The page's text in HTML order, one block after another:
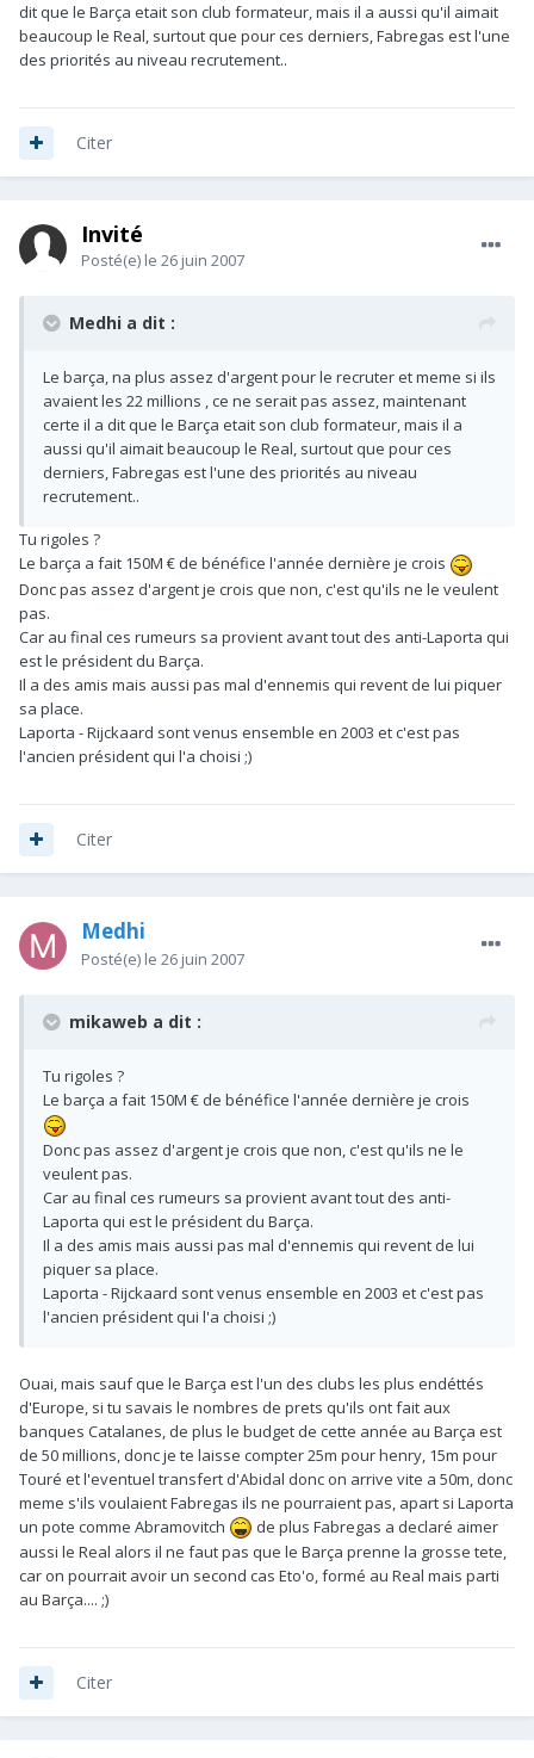
dit que le Barça etait son club formateur, mais il a aussi qu'il aimait
beaucoup le Real, surtout que pour ces derniers, Fabregas est l'une
des priorités au niveau recrutement..
Citer
Invité
Posté(e) le 26 juin 2007
Medhi a dit :
Le barça, na plus assez d'argent pour le recruter et meme si ils
avaient les 22 millions , ce ne serait pas assez, maintenant
certe il a dit que le Barça etait son club formateur, mais il a
aussi qu'il aimait beaucoup le Real, surtout que pour ces
derniers, Fabregas est l'une des priorités au niveau
recrutement..
Tu rigoles ?
Le barça a fait 150M € de bénéfice l'année dernière je crois
Donc pas assez d'argent je crois que non, c'est qu'ils ne le veulent
pas.
Car au final ces rumeurs sa provient avant tout des anti-Laporta qui
est le président du Barça.
Il a des amis mais aussi pas mal d'ennemis qui revent de lui piquer
sa place.
Laporta - Rijckaard sont venus ensemble en 2003 et c'est pas
l'ancien président qui l'a choisi ;)
Citer
Medhi
Posté(e) le 26 juin 2007
mikaweb a dit :
Tu rigoles ?
Le barça a fait 150M € de bénéfice l'année dernière je crois
Donc pas assez d'argent je crois que non, c'est qu'ils ne le
veulent pas.
Car au final ces rumeurs sa provient avant tout des anti-
Laporta qui est le président du Barça.
Il a des amis mais aussi pas mal d'ennemis qui revent de lui
piquer sa place.
Laporta - Rijckaard sont venus ensemble en 2003 et c'est pas
l'ancien président qui l'a choisi ;)
Ouai, mais sauf que le Barça est l'un des clubs les plus endéttés
d'Europe, si tu savais le nombres de prets qu'ils ont fait aux
banques Catalanes, de plus le budget de cette année au Barça est
de 50 millions, donc je te laisse compter 25m pour henry, 15m pour
Touré et l'eventuel transfert d'Abidal donc on arrive vite a 50m, donc
meme s'ils voulaient Fabregas ils ne pourraient pas, apart si Laporta
un pote comme Abramovitch
de plus Fabregas a declaré aimer
aussi le Real alors il ne faut pas que le Barça prenne la grosse tete,
car on pourrait avoir un second cas Eto'o, formé au Real mais parti
au Barça.... ;)
Citer